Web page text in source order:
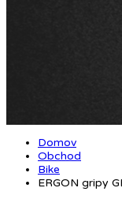
Domov
Obchod
Bike
ERGON gripy